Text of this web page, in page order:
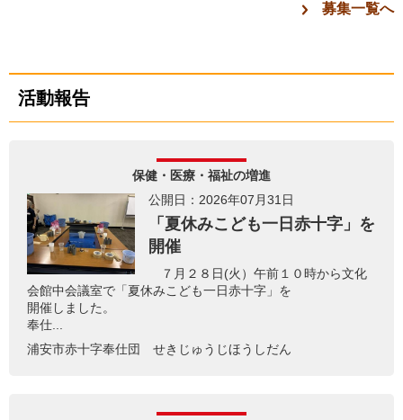
募集一覧へ
活動報告
保健・医療・福祉の増進
公開日：2026年07月31日
「夏休みこども一日赤十字」を
開催
７月２８日(火）午前１０時から文化
会館中会議室で「夏休みこども一日赤十字」を
開催しました。
奉仕...
浦安市赤十字奉仕団 せきじゅうじほうしだん